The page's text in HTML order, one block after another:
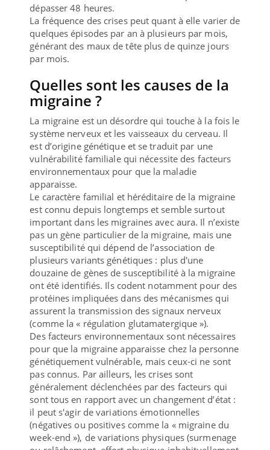
dépasser 48 heures.
La fréquence des crises peut quant à elle varier de
quelques épisodes par an à plusieurs par mois,
générant des maux de tête plus de quinze jours
par mois.
Quelles sont les causes de la
migraine ?
La migraine est un désordre qui touche à la fois le
système nerveux et les vaisseaux du cerveau. Il
est d’origine génétique et se traduit par une
vulnérabilité familiale qui nécessite des facteurs
environnementaux pour que la maladie
apparaisse.
Le caractère familial et héréditaire de la migraine
est connu depuis longtemps et semble surtout
important dans les migraines avec aura. Il n’existe
pas un gène particulier de la migraine, mais une
susceptibilité qui dépend de l’association de
plusieurs variants génétiques : plus d'une
douzaine de gènes de susceptibilité à la migraine
ont été identifiés. Ils codent notamment pour des
protéines impliquées dans des mécanismes qui
assurent la transmission des signaux nerveux
(comme la « régulation glutamatergique »).
Des facteurs environnementaux sont nécessaires
pour que la migraine apparaisse chez la personne
génétiquement vulnérable, mais ceux-ci ne sont
pas connus. Par ailleurs, les crises sont
généralement déclenchées par des facteurs qui
sont tous en rapport avec un changement d’état :
il peut s'agir de variations émotionnelles
(négatives ou positives comme la « migraine du
week-end »), de variations physiques (surmenage